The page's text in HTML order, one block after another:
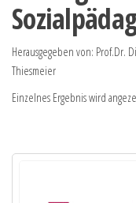
Herausgegeben von: Prof.Dr.
Thiesmeier
Einzelnes Ergebnis wird